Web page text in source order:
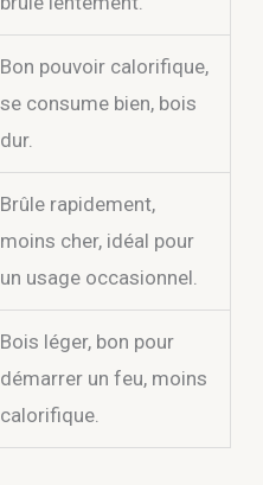
Bon pouvoir calorifique,
se consume bien, bois
dur.
Brûle rapidement,
moins cher, idéal pour
un usage occasionnel.
Bois léger, bon pour
démarrer un feu, moins
calorifique.